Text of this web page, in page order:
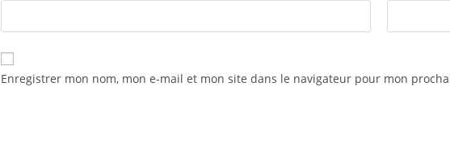
Enregistrer mon nom, mon e-mail et mon site dans le navigateur pour mon